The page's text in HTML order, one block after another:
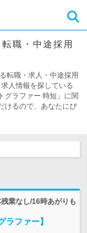
職・中途採用
転職・求人・中途採用
人情報を探している
グラファー 時短」に関
けるので、あなたにぴ
業なし/16時あがりも
ファー】